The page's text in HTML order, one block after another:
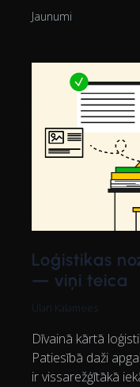
Jaunumi
Loģistikas
— viņi teica
Ülari Kalamees
Dīvainā kārtā
Patiesībā daži
ir vissarežģītākā